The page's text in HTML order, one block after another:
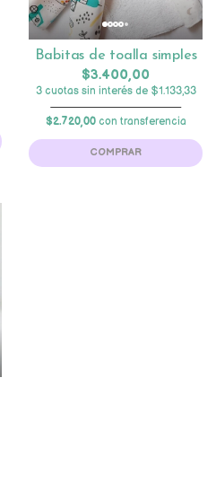
Babitas de toalla simples
$3.400,00
3 cuotas sin interés de $1.133,33
$2.720,00con transferencia
COMPRAR